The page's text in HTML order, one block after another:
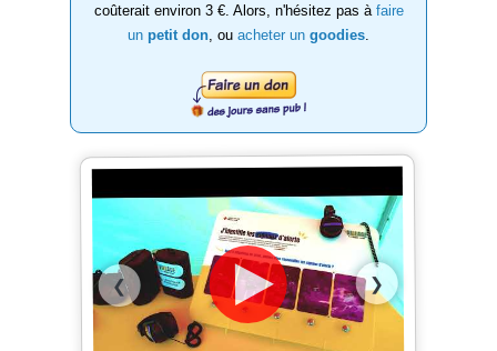
coûterait environ 3 €. Alors, n'hésitez pas à faire
un petit don , ou acheter un goodies
❮ ❯